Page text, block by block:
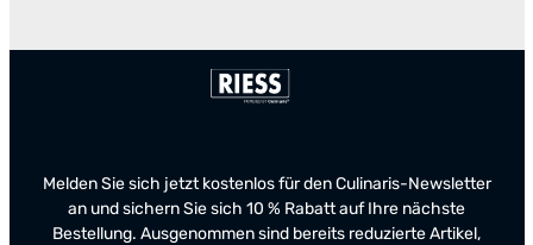
Melden Sie sich jetzt kostenlos für den Culinaris-Newsletter
an und sichern Sie sich 10 % Rabatt auf Ihre nächste
Bestellung. Ausgenommen sind bereits reduzierte Artikel,